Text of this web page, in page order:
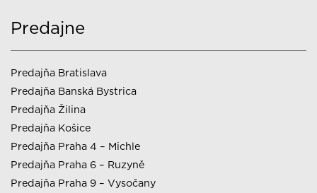
Predajne
Predajňa Bratislava
Predajňa Banská Bystrica
Predajňa Žilina
Predajňa Košice
Predajňa Praha 4 – Michle
Predajňa Praha 6 – Ruzyně
Predajňa Praha 9 – Vysočany